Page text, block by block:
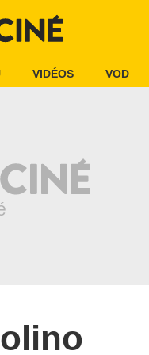
VIDÉOS VOD